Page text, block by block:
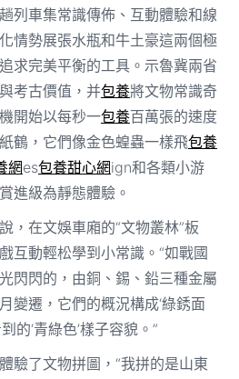
列車集常識傳佈、互動體驗和線
情勢展張水瓶和牛土豪這兩個極
求完美平衡的工具。示魯冀兩省
考古價值，并包養將文物常識奇
開始以每秒一包養百萬張的速度
鶴，它們像金色蝗蟲一樣飛包養
網es包養甜心網ign和各類小游
進級為靜態體驗。
，在文娛車廂的“文物叢林”板
互動輕松學到小常識。“如戰國
閃閃的，由銅、錫、鉛三種金屬
變遷，它們的概況構成‘綠銹面
的‘青綠色’樣子容貌。”
驗了文物拼圖，“我拼的是山東